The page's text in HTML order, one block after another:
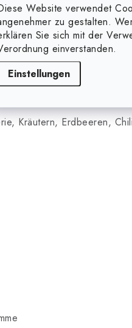
Website verwendet
zu gestalten.
Sie sich mit der
einverstanden.
Einstellungen
Kräutern, Erdbeeren, Chili